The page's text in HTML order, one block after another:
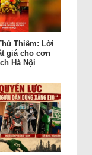
Thiêm: Lời
giá cho cơn
Hà Nội